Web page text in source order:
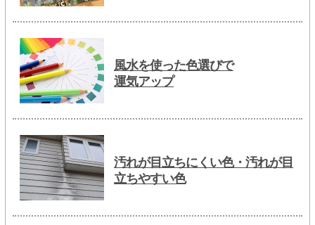
風水を使った色選びで
運気アップ
汚れが目立ちにくい色・汚れが目
立ちやすい色